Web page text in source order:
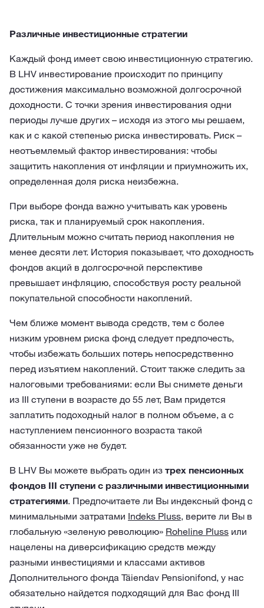
Различные инвестиционные стратегии
Каждый фонд имеет свою инвестиционную стратегию.
В LHV инвестирование происходит по принципу
достижения максимально возможной долгосрочной
доходности. С точки зрения инвестирования одни
периоды лучше других – исходя из этого мы решаем,
как и с какой степенью риска инвестировать. Риск –
неотъемлемый фактор инвестирования: чтобы
защитить накопления от инфляции и приумножить их,
определенная доля риска неизбежна.
При выборе фонда важно учитывать как уровень
риска, так и планируемый срок накопления.
Длительным можно считать период накопления не
менее десяти лет. История показывает, что доходность
фондов акций в долгосрочной перспективе
превышает инфляцию, способствуя росту реальной
покупательной способности накоплений.
Чем ближе момент вывода средств, тем с более
низким уровнем риска фонд следует предпочесть,
чтобы избежать больших потерь непосредственно
перед изъятием накоплений. Стоит также следить за
налоговыми требованиями: если Вы снимете деньги
из III ступени в возрасте до 55 лет, Вам придется
заплатить подоходный налог в полном объеме, а с
наступлением пенсионного возраста такой
обязанности уже не будет.
В LHV Вы можете выбрать один из трех пенсионных
фондов III ступени с различными инвестиционными
стратегиями. Предпочитаете ли Вы индексный фонд с
минимальными затратами Indeks Pluss, верите ли Вы в
глобальную «зеленую революцию» Roheline Pluss или
нацелены на диверсификацию средств между
разными инвестициями и классами активов
Дополнительного фонда Täiendav Pensionifond, у нас
обязательно найдется подходящий для Вас фонд III